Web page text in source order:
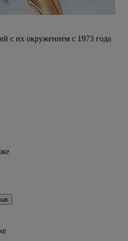
с их окружением с 1973 года